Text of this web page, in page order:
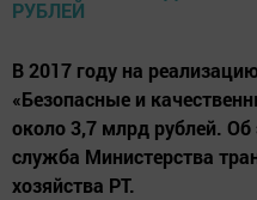
В 2017 году на
«Безопасные и
около 3,7 млрд рублей.
служба Министерства
хозяйства РТ.